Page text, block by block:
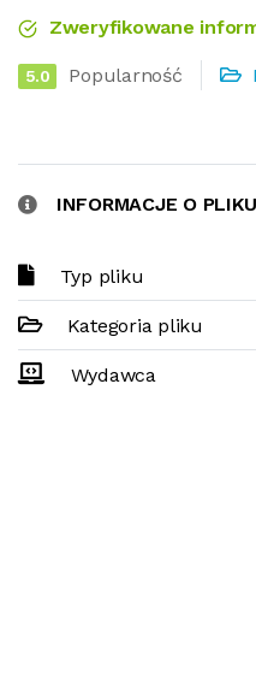
Zweryfikowane
5.0 Popularność
INFORMACJE O
Typ pliku
Kategoria pliku
Wydawca